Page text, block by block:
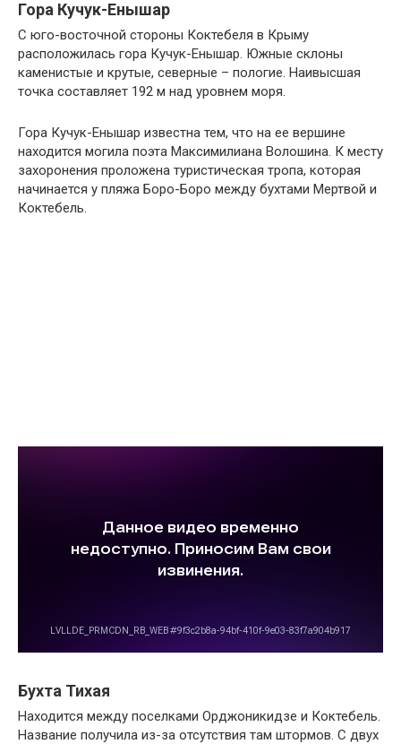
Гора Кучук-Енышар
С юго-восточной стороны Коктебеля в Крыму
расположилась гора Кучук-Енышар. Южные склоны
каменистые и крутые, северные – пологие. Наивысшая
точка составляет 192 м над уровнем моря.
Гора Кучук-Енышар известна тем, что на ее вершине
находится могила поэта Максимилиана Волошина. К месту
захоронения проложена туристическая тропа, которая
начинается у пляжа Боро-Боро между бухтами Мертвой и
Коктебель.
Бухта Тихая
Находится между поселками Орджоникидзе и Коктебель.
Название получила из-за отсутствия там штормов. С двух